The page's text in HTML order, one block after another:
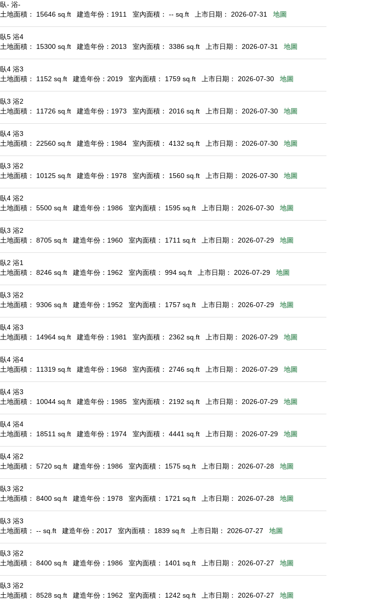
臥- 浴-
土地面積： 15646 sq.ft
建造年份：1911 室內面積： -- sq.ft 上市日期： 2026-07-31 地圖
臥5 浴4
土地面積： 15300 sq.ft
建造年份：2013 室內面積： 3386 sq.ft 上市日期： 2026-07-31 地圖
臥4 浴3
土地面積： 1152 sq.ft
建造年份：2019 室內面積： 1759 sq.ft 上市日期： 2026-07-30 地圖
臥3 浴2
土地面積： 11726 sq.ft
建造年份：1973 室內面積： 2016 sq.ft 上市日期： 2026-07-30 地圖
臥4 浴3
土地面積： 22560 sq.ft
建造年份：1984 室內面積： 4132 sq.ft 上市日期： 2026-07-30 地圖
臥3 浴2
土地面積： 10125 sq.ft
建造年份：1978 室內面積： 1560 sq.ft 上市日期： 2026-07-30 地圖
臥4 浴2
土地面積： 5500 sq.ft
建造年份：1986 室內面積： 1595 sq.ft 上市日期： 2026-07-30 地圖
臥3 浴2
土地面積： 8705 sq.ft
建造年份：1960 室內面積： 1711 sq.ft 上市日期： 2026-07-29 地圖
臥2 浴1
土地面積： 8246 sq.ft
建造年份：1962 室內面積： 994 sq.ft 上市日期： 2026-07-29 地圖
臥3 浴2
土地面積： 9306 sq.ft
建造年份：1952 室內面積： 1757 sq.ft 上市日期： 2026-07-29 地圖
臥4 浴3
土地面積： 14964 sq.ft
建造年份：1981 室內面積： 2362 sq.ft 上市日期： 2026-07-29 地圖
臥4 浴4
土地面積： 11319 sq.ft
建造年份：1968 室內面積： 2746 sq.ft 上市日期： 2026-07-29 地圖
臥4 浴3
土地面積： 10044 sq.ft
建造年份：1985 室內面積： 2192 sq.ft 上市日期： 2026-07-29 地圖
臥4 浴4
土地面積： 18511 sq.ft
建造年份：1974 室內面積： 4441 sq.ft 上市日期： 2026-07-29 地圖
臥4 浴2
土地面積： 5720 sq.ft
建造年份：1986 室內面積： 1575 sq.ft 上市日期： 2026-07-28 地圖
臥3 浴2
土地面積： 8400 sq.ft
建造年份：1978 室內面積： 1721 sq.ft 上市日期： 2026-07-28 地圖
臥3 浴3
土地面積： -- sq.ft
建造年份：2017 室內面積： 1839 sq.ft 上市日期： 2026-07-27 地圖
臥3 浴2
土地面積： 8400 sq.ft
建造年份：1986 室內面積： 1401 sq.ft 上市日期： 2026-07-27 地圖
臥3 浴2
土地面積： 8528 sq.ft
建造年份：1962 室內面積： 1242 sq.ft 上市日期： 2026-07-27 地圖